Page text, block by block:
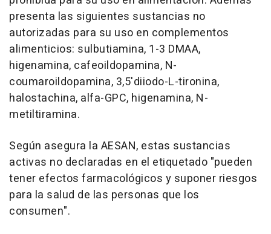
presenta las siguientes sustancias no
autorizadas para su uso en complementos
alimenticios: sulbutiamina, 1-3 DMAA,
higenamina, cafeoildopamina, N-
coumaroildopamina, 3,5'diiodo-L-tironina,
halostachina, alfa-GPC, higenamina, N-
metiltiramina.
Según asegura la AESAN, estas sustancias
activas no declaradas en el etiquetado "pueden
tener efectos farmacológicos y suponer riesgos
para la salud de las personas que los
consumen".